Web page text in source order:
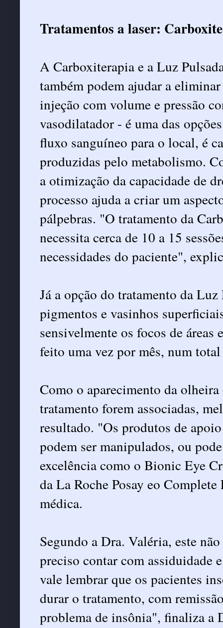
Tratamentos a laser:
A Carboxiterapia e a Luz
também podem ajudar a
injeção com volume e pressão
vasodilatador - é uma das
fluxo sanguíneo para o local, é
produzidas pelo metabolismo.
a otimização da capacidade de
processo ajuda a criar um
pálpebras. "O tratamento da
necessita cerca de 10 a 15
necessidades do paciente",
Já a opção do tratamento da Luz
pigmentos e vasinhos
sensivelmente os focos de áreas
feito uma vez por mês, num
Como o aparecimento da
tratamento forem associadas,
resultado. "Os produtos de
podem ser manipulados, ou
excelência como o Bionic Eye
da La Roche Posay eo
médica.
Segundo a Dra. Valéria, este
preciso contar com assiduidade
vale lembrar que os pacientes
durar o tratamento, com
problema de insônia", finaliza a